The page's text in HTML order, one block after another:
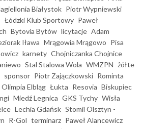
Białystok Piotr Wypniewski
Łódzki Klub Sportowy Paweł
Bytovia Bytów licytacje Adam
Iława Mrągowia Mrągowo Pisa
karnety Chojniczanka Chojnice
Stal Stalowa Wola WMZPN żółte
sponsor Piotr Zajączkowski Rominta
Olimpia Elbląg Łukta Resovia Biskupiec
Miedź Legnica GKS Tychy Wisła
Lechia Gdańsk Stomil Olsztyn -
R-Gol terminarz Paweł Alancewicz